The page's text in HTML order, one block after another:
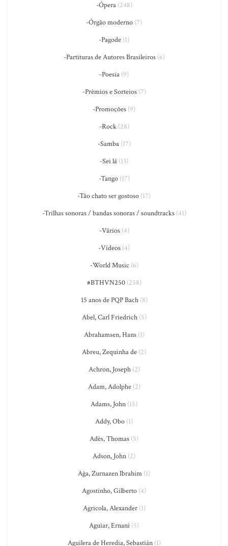
-Ópera(248)
-Órgão moderno (7)
-Pagode (1)
-Partituras de Autores Brasileiros(6)
-Poesia (9)
-Prêmios e Sorteios(7)
-Promoções (9)
-Rock(28)
-Samba(17)
-Sei lá (13)
-Tango(17)
-Tão chato ser gostoso (17)
-Trilhas sonoras / bandas sonoras / soundtracks(41)
-Vários(4)
-Vídeos (4)
-World Music (6)
#BTHVN250(258)
15 anos de PQP Bach(8)
Abel, Carl Friedrich(5)
Abrahamsen, Hans(1)
Abreu, Zequinha de (2)
Achron, Joseph(2)
Adam, Adolphe(2)
Adams, John (15)
Addy, Obo (1)
Adès, Thomas (5)
Adson, John (2)
Ağa, Zurnazen Ibrahim (1)
Agostinho, Gilberto (4)
Agricola, Alexander(1)
Aguiar, Ernani (5)
Aguilera de Heredia, Sebastián(1)